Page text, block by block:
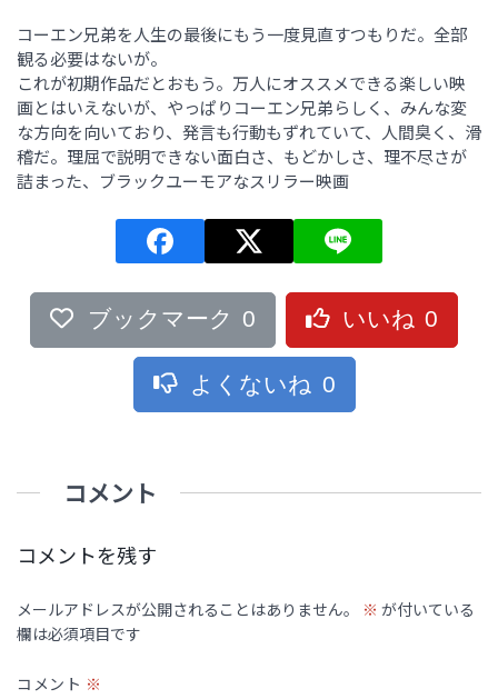
コーエン兄弟を人生の最後にもう一度見直すつもりだ。全部
観る必要はないが。
これが初期作品だとおもう。万人にオススメできる楽しい映
画とはいえないが、やっぱりコーエン兄弟らしく、みんな変
な方向を向いており、発言も行動もずれていて、人間臭く、滑
稽だ。理屈で説明できない面白さ、もどかしさ、理不尽さが
詰まった、ブラックユーモアなスリラー映画
ブックマーク 0 いいね 0
よくないね 0
コメント
コメントを残す
メールアドレスが公開されることはありません。 ※ が付いている
欄は必須項目です
コメント ※